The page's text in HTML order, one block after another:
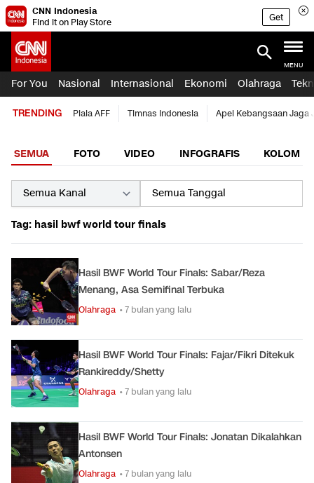
CNN Indonesia
Find it on Play Store
Get
MENU
For You Nasional Internasional Ekonomi Olahraga
TRENDING Piala AFF Timnas Indonesia Apel Kebangsaan Jaga
SEMUA FOTO VIDEO INFOGRAFIS KOLOM
Tag: hasil bwf world tour finals
Hasil BWF World Tour Finals: Sabar/Reza
Menang, Asa Semifinal Terbuka
Olahraga • 7 bulan yang lalu
Hasil BWF World Tour Finals: Fajar/Fikri Ditekuk
Rankireddy/Shetty
Olahraga • 7 bulan yang lalu
Hasil BWF World Tour Finals: Jonatan Dikalahkan
Antonsen
Olahraga • 7 bulan yang lalu